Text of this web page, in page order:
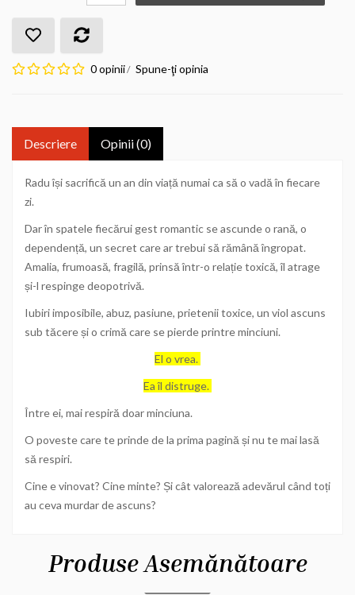
0 opinii/ Spune-ţi opinia
Descriere Opinii (0)
Radu își sacrifică un an din viață numai ca să o vadă în fiecare
zi.
Dar în spatele fiecărui gest romantic se ascunde o rană, o
dependență, un secret care ar trebui să rămână îngropat.
Amalia, frumoasă, fragilă, prinsă într-o relație toxică, îl atrage
și-l respinge deopotrivă.
Iubiri imposibile, abuz, pasiune, prietenii toxice, un viol ascuns
sub tăcere și o crimă care se pierde printre minciuni.
El o vrea.
Ea îl distruge.
Între ei, mai respiră doar minciuna.
O poveste care te prinde de la prima pagină și nu te mai lasă
să respiri.
Cine e vinovat? Cine minte? Și cât valorează adevărul când toți
au ceva murdar de ascuns?
Produse Asemănătoare